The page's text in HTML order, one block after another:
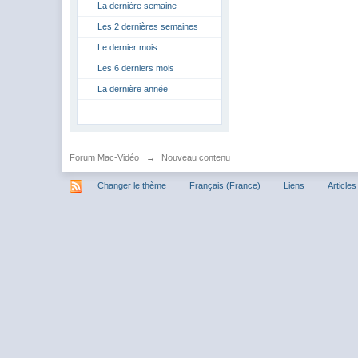
La dernière semaine
Les 2 dernières semaines
Le dernier mois
Les 6 derniers mois
La dernière année
Forum Mac-Vidéo → Nouveau contenu
Changer le thème Français (France) Liens Articles